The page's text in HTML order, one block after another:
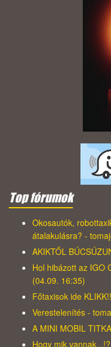
Top fórumok
Okosautók,
átalakulásra? -
AKIKTŐL
Hol hibázott az IGO
(04.09. 16:35)
Főtaxisok ide
Verestelenítés -
A MINI MOBIL
Hogy mik